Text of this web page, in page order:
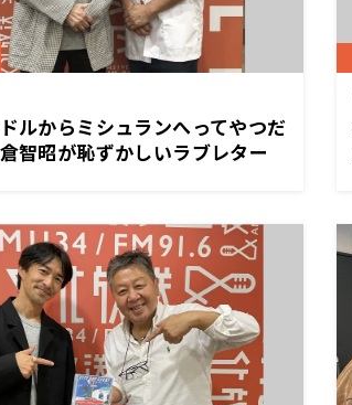
ドルからミシュランへってやつだ
智昭が恥ずかしいラブレター